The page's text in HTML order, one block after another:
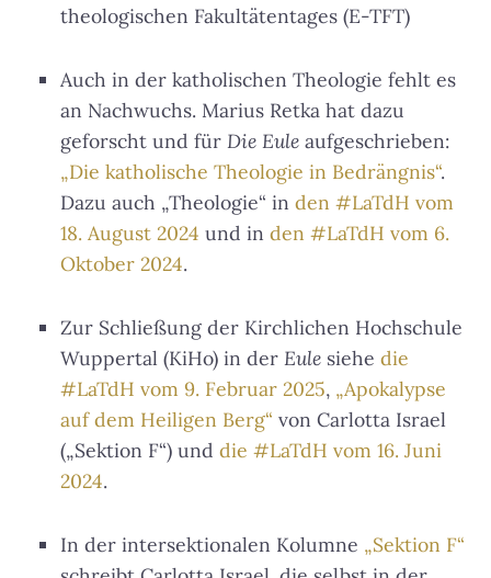
theologischen Fakultätentages (E-TFT)
Auch in der katholischen Theologie fehlt es
an Nachwuchs. Marius Retka hat dazu
geforscht und für Die Eule aufgeschrieben:
„Die katholische Theologie in Bedrängnis“.
Dazu auch „Theologie“ in den #LaTdH vom
18. August 2024 und in den #LaTdH vom 6.
Oktober 2024.
Zur Schließung der Kirchlichen Hochschule
Wuppertal (KiHo) in der Eule siehe die
#LaTdH vom 9. Februar 2025, „Apokalypse
auf dem Heiligen Berg“ von Carlotta Israel
(„Sektion F“) und die #LaTdH vom 16. Juni
2024.
In der intersektionalen Kolumne „Sektion F“